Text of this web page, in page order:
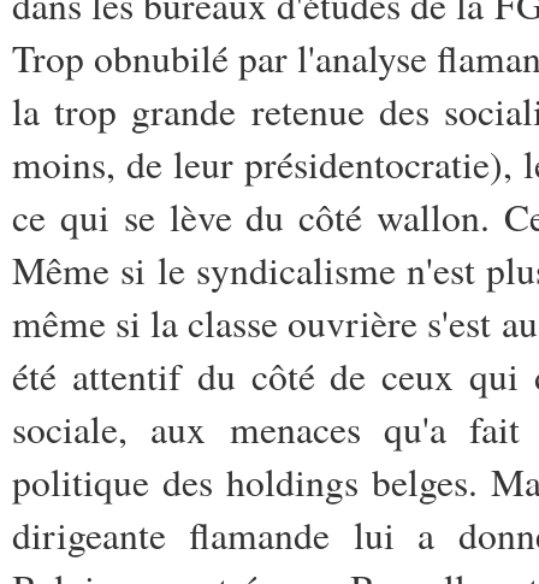
Trop obnubilé par l'analyse
la trop grande retenue des
moins, de leur présidentocratie),
ce qui se lève du côté wallon.
Même si le syndicalisme n'est
même si la classe ouvrière s'est
été attentif du côté de ceux qui
sociale, aux menaces qu'a
politique des holdings belges.
dirigeante flamande lui a